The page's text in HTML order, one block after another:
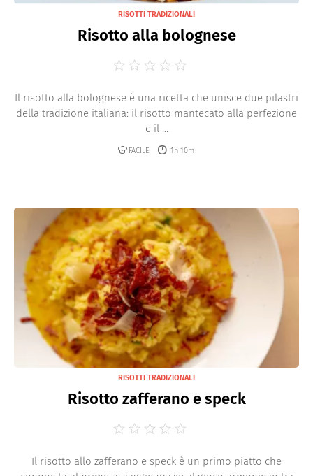
RISOTTI TRADIZIONALI
Risotto alla bolognese
Il risotto alla bolognese è una ricetta che unisce due pilastri
della tradizione italiana: il risotto mantecato alla perfezione
e il ...
FACILE 1h 10m
RISOTTI TRADIZIONALI
Risotto zafferano e speck
Il risotto allo zafferano e speck è un primo piatto che